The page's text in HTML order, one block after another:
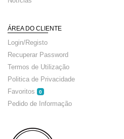
ÁREA DO CLIENTE
Login/Registo
Recuperar Password
Termos de Utilização
Politica de Privacidade
Favoritos
0
Pedido de Informação